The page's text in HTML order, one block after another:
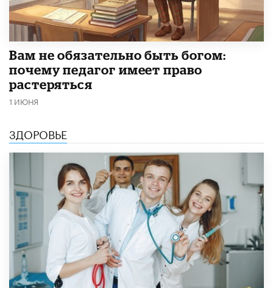
​Вам не обязательно быть богом:
почему педагог имеет право
растеряться
1 ИЮНЯ
ЗДОРОВЬЕ